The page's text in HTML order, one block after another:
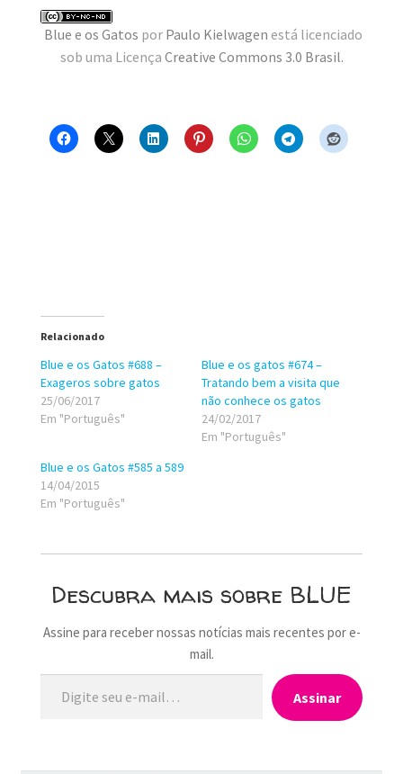
MINHA CONTA
Blue e os Gatos por Paulo Kielwagen está licenciado
sob uma Licença Creative Commons 3.0 Brasil.
Relacionado
Blue e os Gatos #688 –
Exageros sobre gatos
25/06/2017
Em "Português"
Blue e os gatos #674 –
Tratando bem a visita que
não conhece os gatos
24/02/2017
Em "Português"
Blue e os Gatos #585 a 589
14/04/2015
Em "Português"
Descubra mais sobre BLUE
Assine para receber nossas notícias mais recentes por e-
mail.
Digite seu e-mail…
Assinar